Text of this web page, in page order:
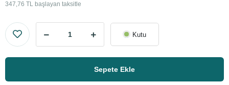
347,76 TL başlayan taksitle
Kutu
Sepete Ekle